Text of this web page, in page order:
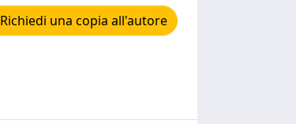
Richiedi una copia all'autore